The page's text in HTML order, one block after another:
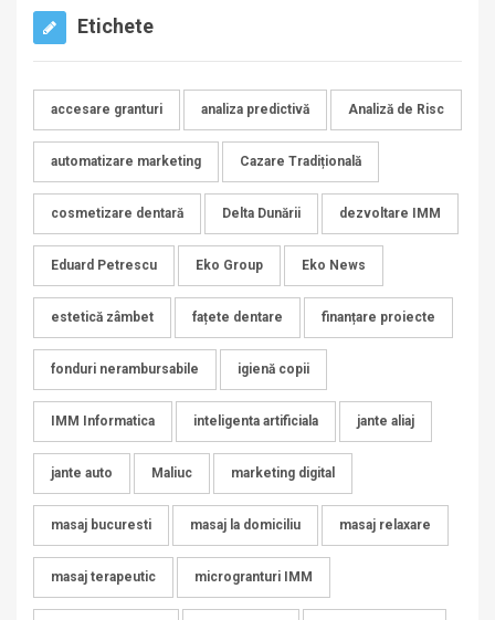
Etichete
accesare granturi analiza predictivă Analiză de Risc
automatizare marketing Cazare Tradițională
cosmetizare dentară Delta Dunării dezvoltare IMM
Eduard Petrescu Eko Group Eko News
estetică zâmbet fațete dentare finanțare proiecte
fonduri nerambursabile igienă copii
IMM Informatica inteligenta artificiala jante aliaj
jante auto Maliuc marketing digital
masaj bucuresti masaj la domiciliu masaj relaxare
masaj terapeutic microgranturi IMM